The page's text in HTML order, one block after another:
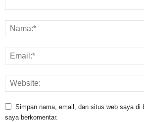
Simpan nama, email, dan situs web saya di
saya berkomentar.